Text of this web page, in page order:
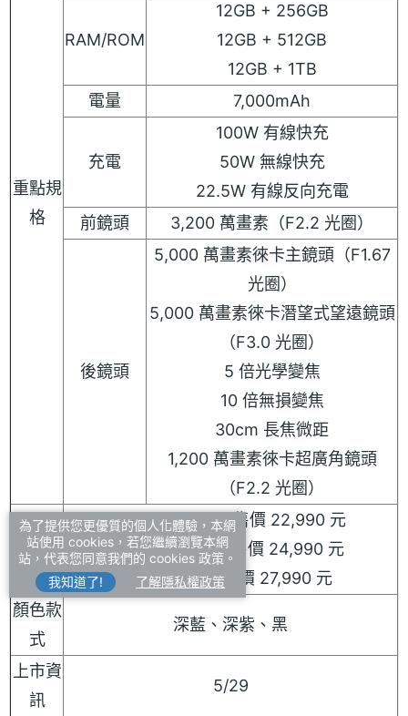
重點規
格
RAM/ROM
12GB + 256GB
12GB + 512GB
12GB + 1TB
電量
7,000mAh
充電
100W 有線快充
50W 無線快充
22.5W 有線反向充電
前鏡頭
3,200 萬畫素（F2.2 光圈）
後鏡頭
5,000 萬畫素徠卡主鏡頭（F1.67
光圈）
5,000 萬畫素徠卡潛望式望遠鏡頭
（F3.0 光圈）
5 倍光學變焦
10 倍無損變焦
30cm 長焦微距
1,200 萬畫素徠卡超廣角鏡頭
（F2.2 光圈）
價格
12GB + 256GB 售價 22,990 元
12GB + 512GB 售價 24,990 元
12GB + 1TB 售價 27,990 元
顏色款
式
深藍、深紫、黑
上市資
訊
5/29
為了提供您更優質的個人化體驗，本網
站使用 cookies，若您繼續瀏覽本網
站，代表您同意我們的 cookies 政策。
我知道了!
了解隱私權政策